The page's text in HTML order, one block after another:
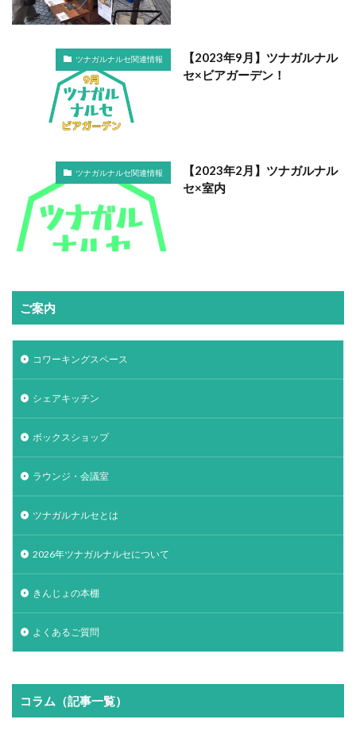
ツナガルナルセ関連情報
【2023年9月】ツナガルナル
セ×ビアガーデン！
ツナガルナルセ関連情報
【2023年2月】ツナガルナル
セ×室内
ご案内
コワーキングスペース
シェアキッチン
ボックスショップ
ラウンジ・会議室
ツナガルナルセとは
2026年ツナガルナルセについて
きんじょの本棚
よくあるご質問
コラム（記事一覧）